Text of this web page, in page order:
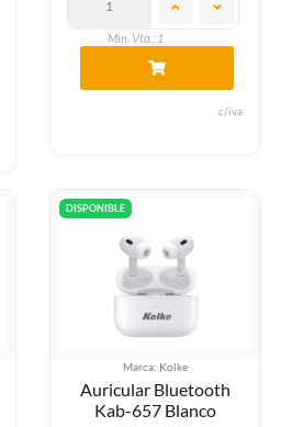
Min. Vta.: 1
c/iva
DISPONIBLE
Marca: Kolke
Auricular Bluetooth
Kab-657 Blanco